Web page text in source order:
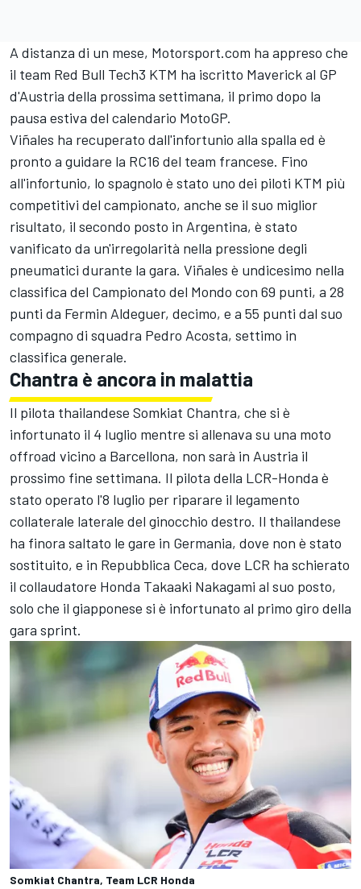
A distanza di un mese, Motorsport.com ha appreso che
il team Red Bull Tech3 KTM ha iscritto Maverick al GP
d'Austria della prossima settimana, il primo dopo la
pausa estiva del calendario MotoGP.
Viñales ha recuperato dall'infortunio alla spalla ed è
pronto a guidare la RC16 del team francese. Fino
all'infortunio, lo spagnolo è stato uno dei piloti KTM più
competitivi del campionato, anche se il suo miglior
risultato, il secondo posto in Argentina, è stato
vanificato da un'irregolarità nella pressione degli
pneumatici durante la gara. Viñales è undicesimo nella
classifica del Campionato del Mondo con 69 punti, a 28
punti da Fermin Aldeguer, decimo, e a 55 punti dal suo
compagno di squadra Pedro Acosta, settimo in
classifica generale.
Chantra è ancora in malattia
Il pilota thailandese Somkiat Chantra, che si è
infortunato il 4 luglio mentre si allenava su una moto
offroad vicino a Barcellona, non sarà in Austria il
prossimo fine settimana. Il pilota della LCR-Honda è
stato operato l'8 luglio per riparare il legamento
collaterale laterale del ginocchio destro. Il thailandese
ha finora saltato le gare in Germania, dove non è stato
sostituito, e in Repubblica Ceca, dove LCR ha schierato
il collaudatore Honda Takaaki Nakagami al suo posto,
solo che il giapponese si è infortunato al primo giro della
gara sprint.
Somkiat Chantra, Team LCR Honda